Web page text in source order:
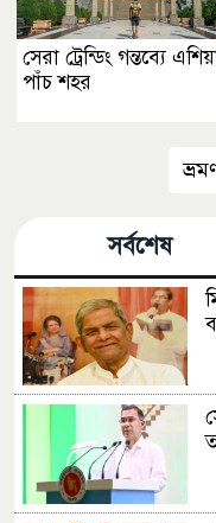
সেরা ট্রেন্ডিং গন্তব্যে
পাঁচ শহর
সর্বশেষ